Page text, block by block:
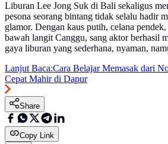
Liburan Lee Jong Suk di Bali sekaligus
pesona seorang bintang tidak selalu hadir
glamor. Dengan kaus putih, celana
bawah langit Canggu, sang aktor berhasil
gaya liburan yang sederhana, nyaman,
Lanjut Baca:Cara Belajar Memasak dari
Cepat Mahir di Dapur
Share
Copy Link